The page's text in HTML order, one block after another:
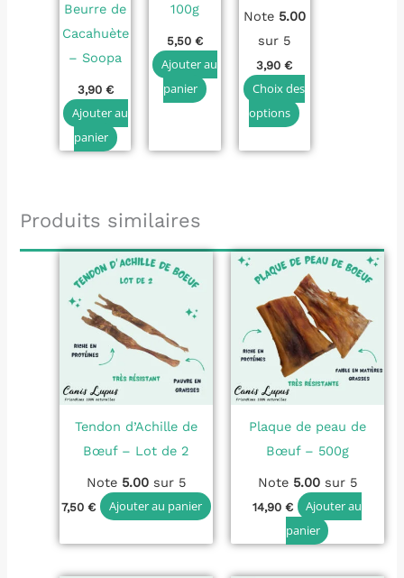
Beurre de
Cacahuète
– Soopa
3,90 €
Ajouter au
panier
100g
5,50€
Ajouter au
panier
Note 5.00
sur 5
3,90€
Choix des
options
options
être
choisies
sur
Produits similaires
Tendon d’Achille de
Bœuf – Lot de 2
Note 5.00 sur 5
7,50€ Ajouter au panier
Plaque de peau de
Bœuf – 500g
Note 5.00sur 5
14,90 €
Ajouter au
panier